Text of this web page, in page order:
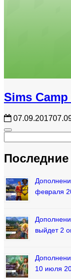
Sims Camp
07.09.2017
февраля
выйдет 2
10 июля